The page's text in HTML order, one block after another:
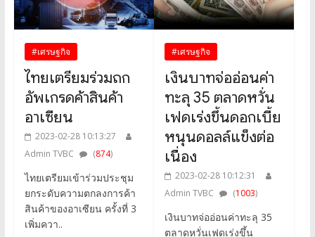
#เศรษฐกิจ
ไทยเตรียมร่วมถก
อัพเกรดค้าสินค้า
อาเซียน
2023-02-28 10:13:27
Admin TVBC
(874)
ไทยเตรียมเข้าร่วมประชุม
ยกระดับความตกลงการค้า
สินค้าของอาเซียน ครั้งที่ 3
เพิ่มควา..
#เศรษฐกิจ
เงินบาทจ่ออ่อนค่า
ทะลุ 35 ตลาดหวั่น
เฟดเร่งขึ้นดอกเบี้ย
หนุนดอลล์แข็งต่อ
เนื่อง
2023-02-28 10:12:31
Admin TVBC
(1003)
เงินบาทจ่ออ่อนค่าทะลุ 35
ตลาดหวั่นเฟดเร่งขึ้น